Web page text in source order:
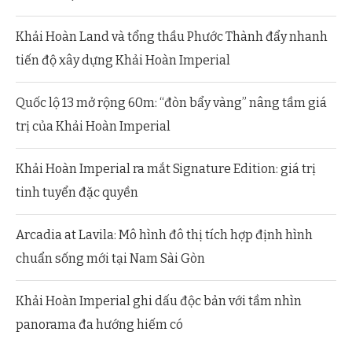
Khải Hoàn Land và tổng thầu Phước Thành đẩy nhanh
tiến độ xây dựng Khải Hoàn Imperial
Quốc lộ 13 mở rộng 60m: “đòn bẩy vàng” nâng tầm giá
trị của Khải Hoàn Imperial
Khải Hoàn Imperial ra mắt Signature Edition: giá trị
tinh tuyển đặc quyền
Arcadia at Lavila: Mô hình đô thị tích hợp định hình
chuẩn sống mới tại Nam Sài Gòn
Khải Hoàn Imperial ghi dấu độc bản với tầm nhìn
panorama đa hướng hiếm có